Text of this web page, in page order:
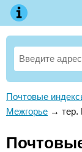
Почтовые
Межгорье → тер.